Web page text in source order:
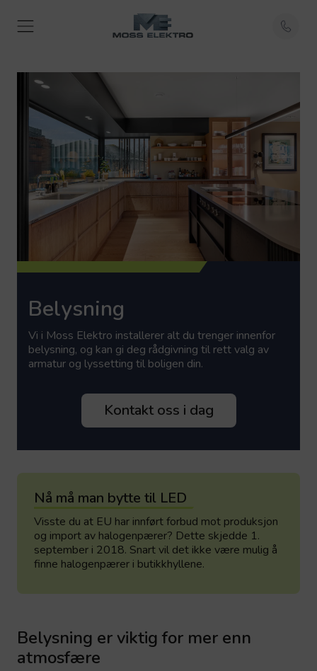
Belysning
Vi i Moss Elektro installerer alt du trenger innenfor
belysning, og kan gi deg rådgivning til rett valg av
armatur og lyssetting til boligen din.
Kontakt oss i dag
Nå må man bytte til LED
Visste du at EU har innført forbud mot produksjon
og import av halogenpærer? Dette skjedde 1.
september i 2018. Snart vil det ikke være mulig å
finne halogenpærer i butikkhyllene.
Belysning er viktig for mer enn
atmosfære